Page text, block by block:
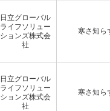
日立グローバル
ライフソリュー
ションズ株式会
社
寒さ知ら
日立グローバル
ライフソリュー
ションズ株式会
社
寒さ知ら